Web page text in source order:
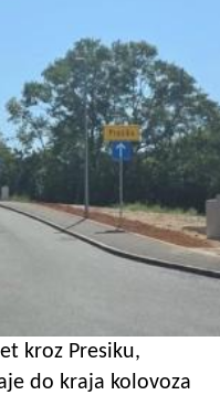
kroz Presiku,
do kraja kolovoza